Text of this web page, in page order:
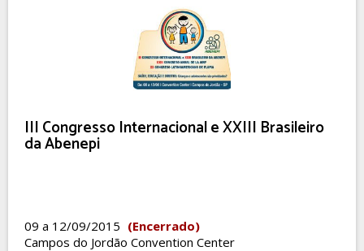
III Congresso Internacional e XXIII Brasileiro
da Abenepi
09 a 12/09/2015 (Encerrado)
Campos do Jordão Convention Center